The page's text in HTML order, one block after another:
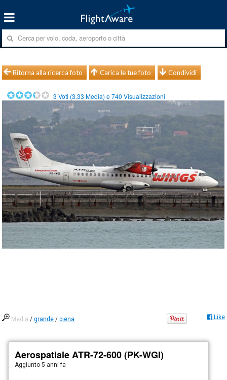
Ritorna alla ricerca foto Carica le tue foto Condividi
3 Voti (3.33 Media) e740 Visualizzazioni
Media /grande /piena Like
Aerospatiale ATR-72-600 (PK-WGI)
Aggiunto5 anni fa